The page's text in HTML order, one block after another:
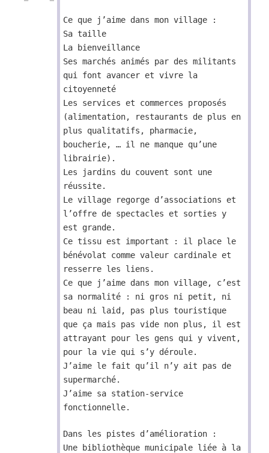
Ce que j’aime dans mon village :
Sa taille
La bienveillance
Ses marchés animés par des militants
qui font avancer et vivre la
citoyenneté
Les services et commerces proposés
(alimentation, restaurants de plus en
plus qualitatifs, pharmacie,
boucherie, … il ne manque qu’une
librairie).
Les jardins du couvent sont une
réussite.
Le village regorge d’associations et
l’offre de spectacles et sorties y
est grande.
Ce tissu est important : il place le
bénévolat comme valeur cardinale et
resserre les liens.
Ce que j’aime dans mon village, c’est
sa normalité : ni gros ni petit, ni
beau ni laid, pas plus touristique
que ça mais pas vide non plus, il est
attrayant pour les gens qui y vivent,
pour la vie qui s’y déroule.
J’aime le fait qu’il n’y ait pas de
supermarché.
J’aime sa station-service
fonctionnelle.
Dans les pistes d’amélioration :
Une bibliothèque municipale liée à la